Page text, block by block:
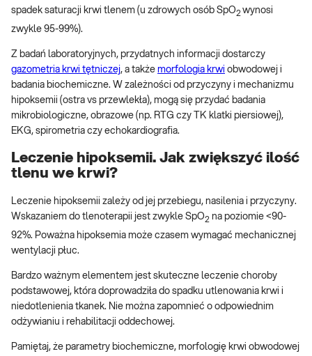
spadek saturacji krwi tlenem (u zdrowych osób SpO2 wynosi
zwykle 95-99%).
Z badań laboratoryjnych, przydatnych informacji dostarczy
gazometria krwi tętniczej, a także morfologia krwi obwodowej i
badania biochemiczne. W zależności od przyczyny i mechanizmu
hipoksemii (ostra vs przewlekła), mogą się przydać badania
mikrobiologiczne, obrazowe (np. RTG czy TK klatki piersiowej),
EKG, spirometria czy echokardiografia.
Leczenie hipoksemii. Jak zwiększyć ilość
tlenu we krwi?
Leczenie hipoksemii zależy od jej przebiegu, nasilenia i przyczyny.
Wskazaniem do tlenoterapii jest zwykle SpO2 na poziomie <90-
92%. Poważna hipoksemia może czasem wymagać mechanicznej
wentylacji płuc.
Bardzo ważnym elementem jest skuteczne leczenie choroby
podstawowej, która doprowadziła do spadku utlenowania krwi i
niedotlenienia tkanek. Nie można zapomnieć o odpowiednim
odżywianiu i rehabilitacji oddechowej.
Pamiętaj, że parametry biochemiczne, morfologię krwi obwodowej